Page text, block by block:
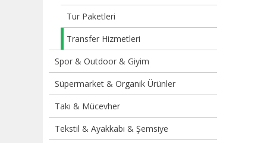
Tur Paketleri
Transfer Hizmetleri
Spor & Outdoor & Giyim
Süpermarket & Organik Ürünler
Takı & Mücevher
Tekstil & Ayakkabı & Şemsiye